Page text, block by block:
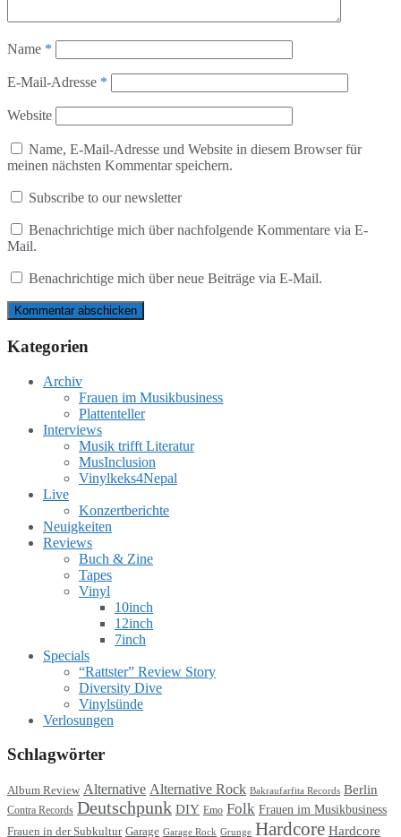
Name *
E-Mail-Adresse *
Website
Name, E-Mail-Adresse und Website in diesem Browser für
meinen nächsten Kommentar speichern.
Subscribe to our newsletter
Benachrichtige mich über nachfolgende Kommentare via E-
Mail.
Benachrichtige mich über neue Beiträge via E-Mail.
Kategorien
Archiv
Frauen im Musikbusiness
Plattenteller
Interviews
Musik trifft Literatur
MusInclusion
Vinylkeks4Nepal
Live
Konzertberichte
Neuigkeiten
Reviews
Buch & Zine
Tapes
Vinyl
10inch
12inch
7inch
Specials
“Rattster” Review Story
Diversity Dive
Vinylsünde
Verlosungen
Schlagwörter
Album Review Alternative Alternative Rock Bakraufarfita Records Berlin
Contra Records Deutschpunk DIY Emo Folk Frauen im Musikbusiness
Frauen in der Subkultur Garage Garage Rock Grunge Hardcore Hardcore